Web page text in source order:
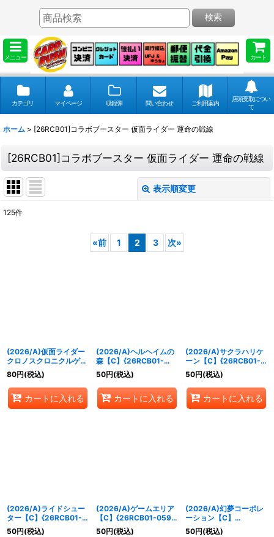
メニュー カート
検索
カテゴリ マイページ 収録弾 問い合わせ ご利用案内
店頭受取につい
て
ホーム > [26RCB01]コラボブースター 仮面ライダー 運命の戦線
[26RCB01]コラボブースター 仮面ライダー 運命の戦線
表示順変更
125件
«前 1 2 3 次»
(2026/A)仮面ライダー
クロノスクロニクルゲー
マー【M】{26RCB01-
055}《青》
80円(税込)
カートに入れる
(2026/A)ヘルヘイムの
森【C】{26RCB01-
056}《赤》
50円(税込)
カートに入れる
(2026/A)サクラハリケ
ーン【C】{26RCB01-
057}《赤》
50円(税込)
カートに入れる
(2026/A)ライドシュー
ター【C】{26RCB01-
058}《白》
50円(税込)
(2026/A)ゲームエリア
【C】{26RCB01-059}
《青》
50円(税込)
(2026/A)幻夢コーポレ
ーション【C】
{26RCB01-060}《青》
50円(税込)